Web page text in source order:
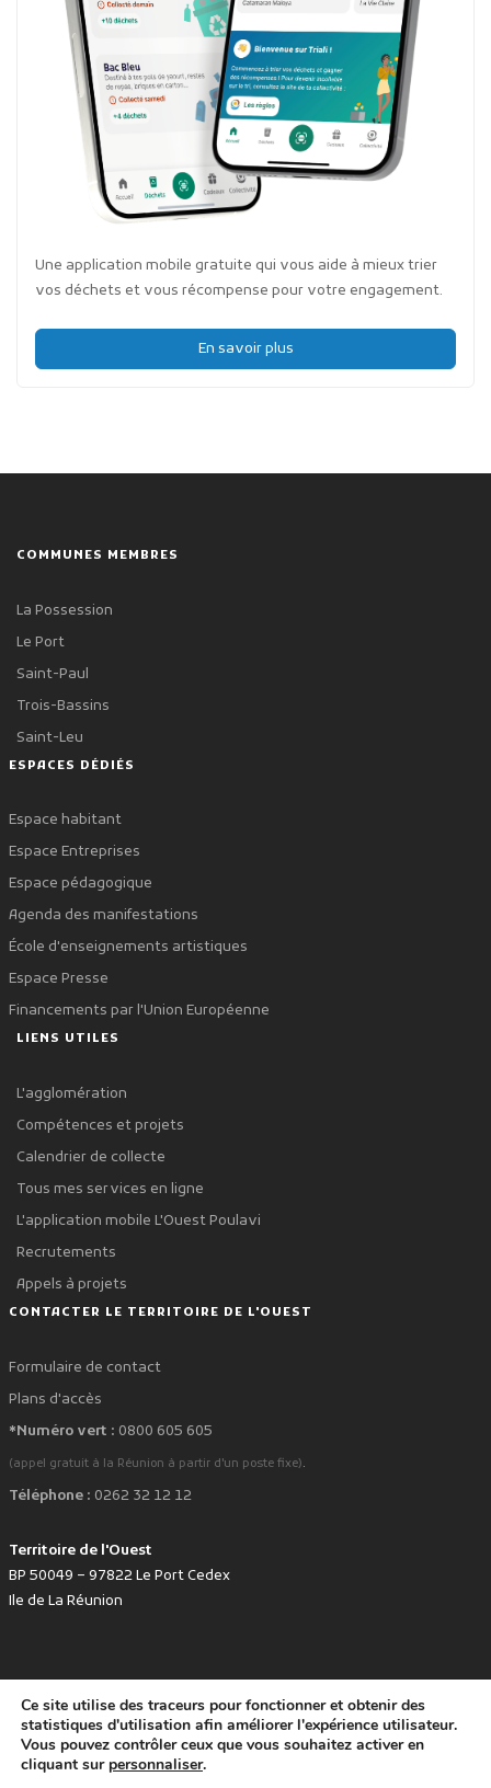
Une application mobile gratuite qui vous aide à mieux trier
vos déchets et vous récompense pour votre engagement.
En savoir plus
COMMUNES MEMBRES
La Possession
Le Port
Saint-Paul
Trois-Bassins
Saint-Leu
ESPACES DÉDIÉS
Espace habitant
Espace Entreprises
Espace pédagogique
Agenda des manifestations
École d'enseignements artistiques
Espace Presse
Financements par l'Union Européenne
LIENS UTILES
L'agglomération
Compétences et projets
Calendrier de collecte
Tous mes services en ligne
L'application mobile L'Ouest Poulavi
Recrutements
Appels à projets
CONTACTER LE TERRITOIRE DE L'OUEST
Formulaire de contact
Plans d'accès
*Numéro vert : 0800 605 605
(appel gratuit à la Réunion à partir d'un poste fixe).
Téléphone : 0262 32 12 12
Territoire de l'Ouest
BP 50049 – 97822 Le Port Cedex
Ile de La Réunion
Développé avec favoritepar le Territoire de l'Ouest © www.tco.re -2026.
Politique de protection des données personnelles
Mentions légales
Accessibilité : non conforme
Ce site utilise des traceurs pour fonctionner et obtenir des
statistiques d'utilisation afin améliorer l'expérience utilisateur.
Vous pouvez contrôler ceux que vous souhaitez activer en
cliquant sur personnaliser.